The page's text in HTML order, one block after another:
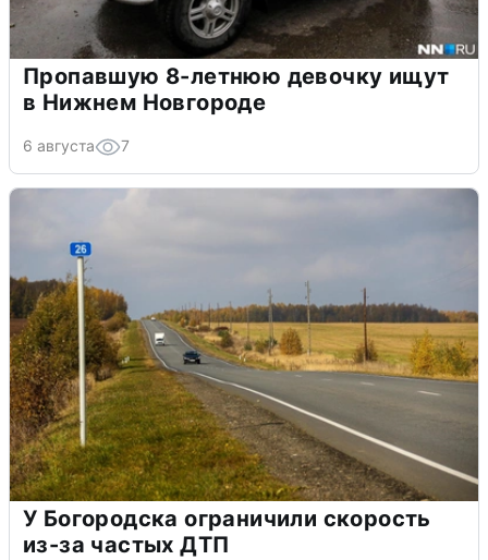
Пропавшую 8-летнюю девочку ищут
в Нижнем Новгороде
6 августа 7
У Богородска ограничили скорость
из-за частых ДТП